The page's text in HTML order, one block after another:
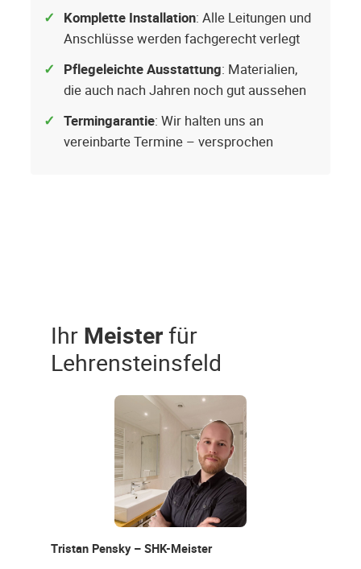
Komplette Installation: Alle Leitungen und
Anschlüsse werden fachgerecht verlegt
Pflegeleichte Ausstattung: Materialien,
die auch nach Jahren noch gut aussehen
Termingarantie: Wir halten uns an
vereinbarte Termine – versprochen
Ihr Meisterfür
Lehrensteinsfeld
Tristan Pensky – SHK-Meister